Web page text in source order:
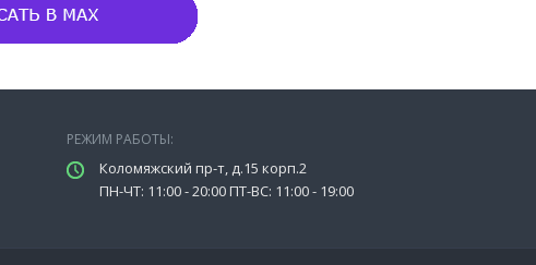
РЕЖИМ РАБОТЫ:
Коломяжский пр-т, д.15 корп.2
ПН-ЧТ: 11:00 - 20:00 ПТ-ВС: 11:00 - 19:00